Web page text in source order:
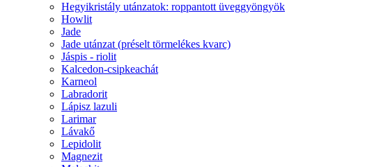
Hegyikristály utánzatok: roppantott üveggyöngyök
Howlit
Jade
Jade utánzat (préselt törmelékes kvarc)
Jáspis - riolit
Kalcedon-csipkeachát
Karneol
Labradorit
Lápisz lazuli
Larimar
Lávakő
Lepidolit
Magnezit